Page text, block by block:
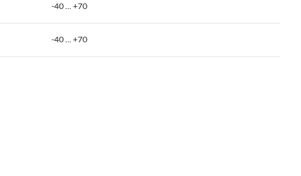
-40 ... +70
-40 ... +70